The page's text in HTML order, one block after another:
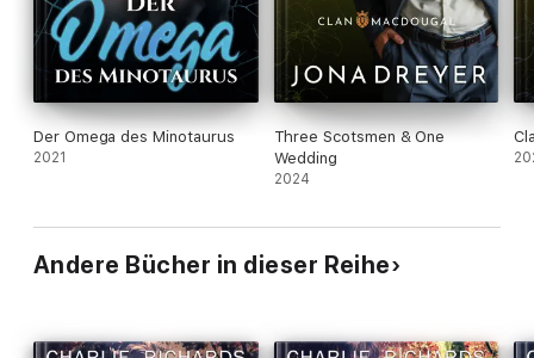
Der Omega des Minotaurus
2021
Three Scotsmen & One
Wedding
2024
Andere Bücher in dieser Reihe